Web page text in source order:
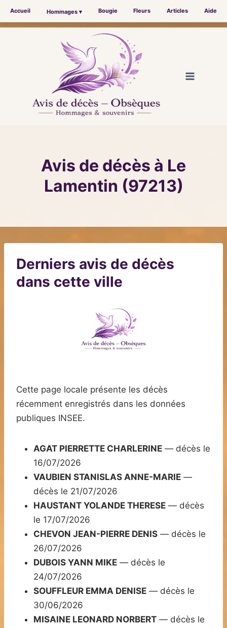
Accueil Hommages ▾ Bougie Fleurs Articles Aide
Avis de décès à Le
Lamentin (97213)
Derniers avis de décès
dans cette ville
Cette page locale présente les décès
récemment enregistrés dans les données
publiques INSEE.
AGAT PIERRETTE CHARLERINE — décès le
16/07/2026
VAUBIEN STANISLAS ANNE-MARIE —
décès le 21/07/2026
HAUSTANT YOLANDE THERESE — décès
le 17/07/2026
CHEVON JEAN-PIERRE DENIS — décès le
26/07/2026
DUBOIS YANN MIKE — décès le
24/07/2026
SOUFFLEUR EMMA DENISE — décès le
30/06/2026
MISAINE LEONARD NORBERT — décès le